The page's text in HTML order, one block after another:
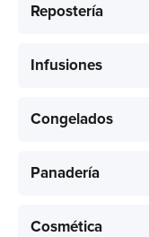
Repostería
Infusiones
Congelados
Panadería
Cosmética